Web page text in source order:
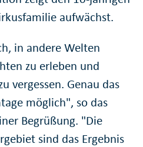
aufwächst.
in andere Welten
zu erleben und
vergessen. Genau das
möglich", so das
Begrüßung. "Die
sind das Ergebnis